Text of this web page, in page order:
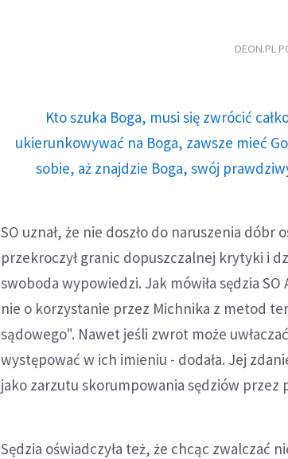
DEON.PL
Kto szuka Boga, musi się zwrócić
ukierunkowywać na Boga, zawsze mieć
sobie, aż znajdzie Boga, swój
SO uznał, że nie doszło do naruszenia
przekroczył granic dopuszczalnej krytyki i
swoboda wypowiedzi. Jak mówiła sędzia
nie o korzystanie przez Michnika z metod
sądowego". Nawet jeśli zwrot może
występować w ich imieniu - dodała. Jej
jako zarzutu skorumpowania sędziów przez
Sędzia oświadczyła też, że chcąc zwalczać